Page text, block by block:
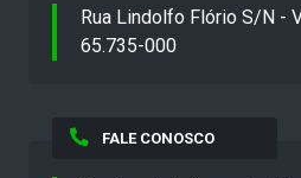
Rua Lindolfo Flório S/N -
65.735-000
FALE CONOSCO